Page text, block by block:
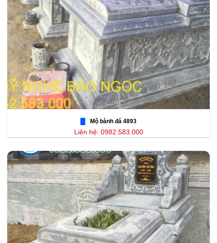
Mộ bành đá 4893
Liên hệ: 0982.583.000